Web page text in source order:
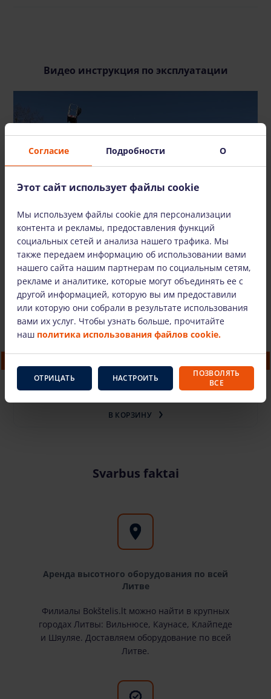
Видео инструкция по эксплуатации
СМОТРЕТЬ ВИДЕО
Мы также предлагаем
248.75 €/шт. + НДС(52.24 €)
В КОРЗИНУ
Svarbus faktai
Аренда высотного оборудования по всей
Литве
Филиалы Bokštelis.lt можно найти в крупных
городах Литвы: Вильнюсе, Каунасе, Клайпеде
и Шяуляе. Доставляем оборудование по всей
Литве.
Согласие Подробности О
Этот сайт использует файлы cookie
Мы используем файлы cookie для персонализации
контента и рекламы, предоставления функций
социальных сетей и анализа нашего трафика. Мы
также передаем информацию об использовании вами
нашего сайта нашим партнерам по социальным сетям,
рекламе и аналитике, которые могут объединять ее с
другой информацией, которую вы им предоставили
или которую они собрали в результате использования
вами их услуг. Чтобы узнать больше, прочитайте
наш политика использования файлов cookie.
ОТРИЦАТЬ НАСТРОИТЬ
ПОЗВОЛЯТЬ
ВСЕ